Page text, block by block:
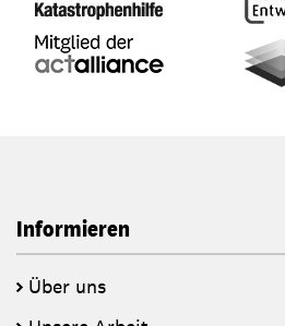
Informieren
Über uns